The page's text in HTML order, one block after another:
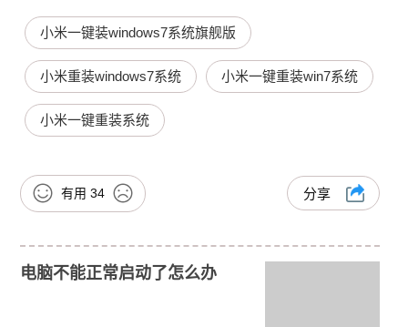
小米一键装windows7系统旗舰版
小米重装windows7系统 小米一键重装win7系统
小米一键重装系统
有用 34 分享
电脑不能正常启动了怎么办